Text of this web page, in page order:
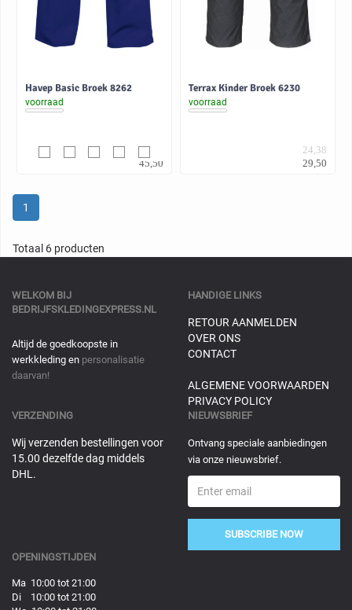
Havep Basic Broek 8262
voorraad
37,60
45,50
Terrax Kinder Broek 6230
voorraad
24,38
29,50
1
Totaal 6 producten
WELKOM BIJ
BEDRIJFSKLEDINGEXPRESS.NL
Altijd de goedkoopste in
werkkleding en personalisatie
daarvan!
HANDIGE LINKS
RETOUR AANMELDEN
OVER ONS
CONTACT
ALGEMENE VOORWAARDEN
PRIVACY POLICY
VERZENDING
Wij verzenden bestellingen voor
15.00 dezelfde dag middels
DHL.
NIEUWSBRIEF
Ontvang speciale aanbiedingen
via onze nieuwsbrief.
SUBSCRIBE NOW
OPENINGSTIJDEN
Ma 10:00 tot 21:00
Di 10:00 tot 21:00